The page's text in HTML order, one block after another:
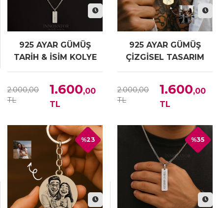
925 AYAR GÜMÜŞ
TARİH & İSİM KOLYE
2.000,00
TL
1.600,00
TL
925 AYAR GÜMÜŞ
ÇİZGİSEL TASARIM
FOTOGRAF KOLYE
2.000,00
TL
1.600,00
TL
%23 %35